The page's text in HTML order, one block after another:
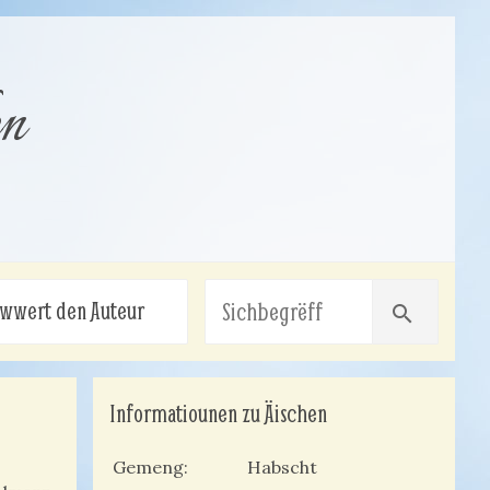
den Auteur search
Informatiounen zu Äischen
Gemeng
Habscht